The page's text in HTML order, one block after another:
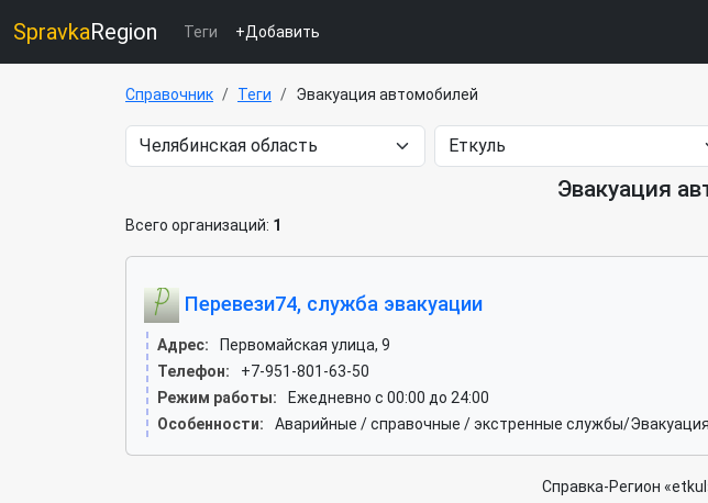
SpravkaRegion Теги +Добавить
Справочник Теги Эвакуация автомобилей
Эвакуация
Всего организаций: 1
Перевези74, служба эвакуации
Адрес:
Первомайская улица, 9
Телефон:
+7-951-801-63-50
Режим работы:
Ежедневно с 00:00 до 24:00
Особенности:
Аварийные / справочные / экстренные службы/
Справка-Регион